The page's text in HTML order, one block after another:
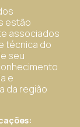
estão
associados
técnica do
seu
e
da região